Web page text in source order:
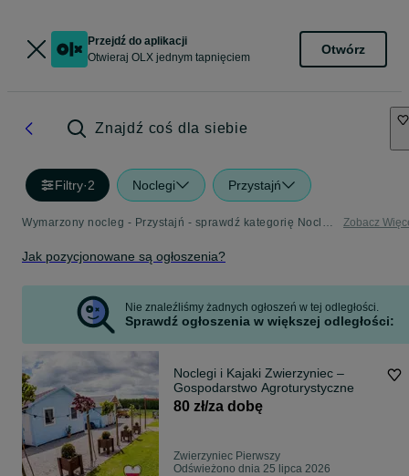
Przejdź do aplikacji
Otwieraj OLX jednym tapnięciem
Otwórz
Znajdź coś dla siebie
Filtry·2 Noclegi Przystajń
Wymarzony nocleg - Przystajń - sprawdź kategorię Noclegi Zobacz
Jak pozycjonowane są ogłoszenia?
Nie znaleźliśmy żadnych ogłoszeń w tej odległości.
Sprawdź ogłoszenia w większej odległości:
Noclegi i Kajaki Zwierzyniec –
Gospodarstwo Agroturystyczne
80 zł/za dobę
Zwierzyniec Pierwszy
Odświeżono dnia 25 lipca 2026